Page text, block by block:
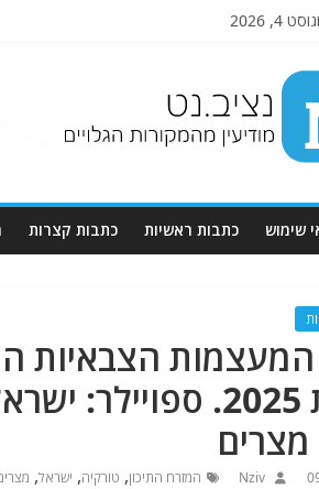
2026
שימוש כתבות ראשיות כתבות קצרות
המעצמות הצבאיות
בשנת 2025.
מצרים
Nziv המזרח התיכון, טורקיה, ישראל,